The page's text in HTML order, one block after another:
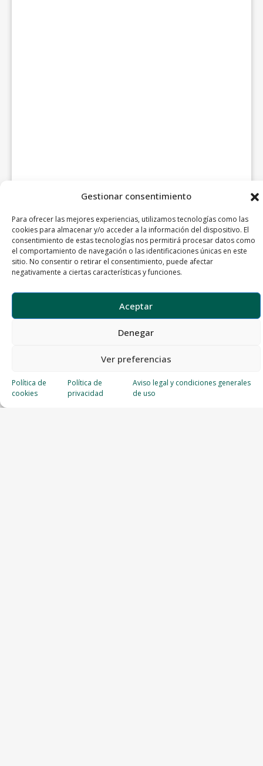
Gestionar consentimiento
Para ofrecer las mejores experiencias, utilizamos tecnologías como las
cookies para almacenar y/o acceder a la información del dispositivo. El
consentimiento de estas tecnologías nos permitirá procesar datos como
el comportamiento de navegación o las identificaciones únicas en este
sitio. No consentir o retirar el consentimiento, puede afectar
negativamente a ciertas características y funciones.
Aceptar
Denegar
Ver preferencias
Política de
cookies
Política de
privacidad
Aviso legal y condiciones generales
de uso